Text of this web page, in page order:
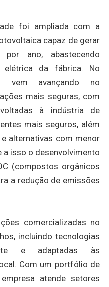
foi ampliada com a
capaz de gerar
ano, abastecendo
elétrica da fábrica. No
vem avançando no
mais seguras, com
à indústria de
mais seguros, além
alternativas com menor
a isso o desenvolvimento
(compostos orgânicos
a redução de emissões
comercializadas no
incluindo tecnologias
e adaptadas às
Com um portfólio de
atende setores